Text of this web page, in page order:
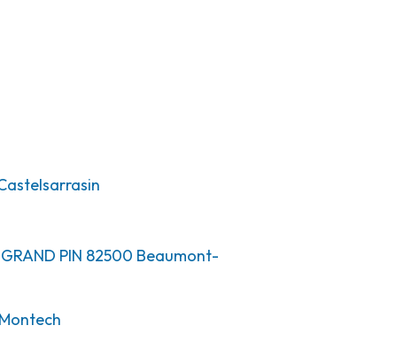
PIN 82500 Beaumont-
Montech